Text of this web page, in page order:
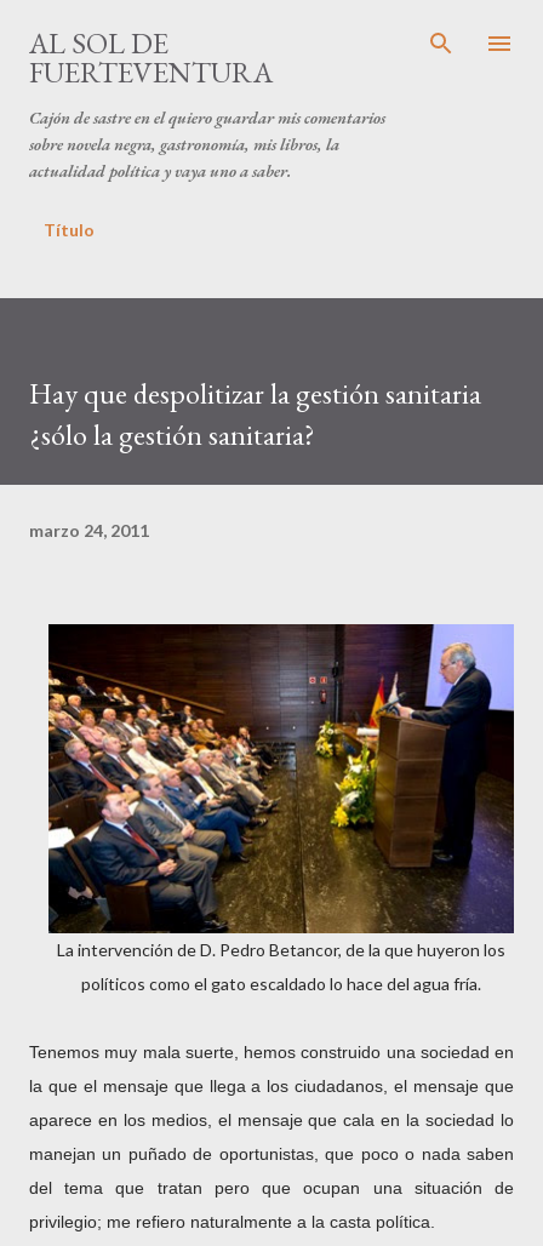
AL SOL DE
FUERTEVENTURA
Cajón de sastre en el quiero guardar mis comentarios
sobre novela negra, gastronomía, mis libros, la
actualidad política y vaya uno a saber.
Título
Hay que despolitizar la gestión sanitaria
¿sólo la gestión sanitaria?
marzo 24, 2011
La intervención de D. Pedro Betancor, de la que huyeron los
políticos como el gato escaldado lo hace del agua fría.
Tenemos muy mala suerte, hemos construido una sociedad en
la que el mensaje que llega a los ciudadanos, el mensaje que
aparece en los medios, el mensaje que cala en la sociedad lo
manejan un puñado de oportunistas, que poco o nada saben
del tema que tratan pero que ocupan una situación de
privilegio; me refiero naturalmente a la casta política.